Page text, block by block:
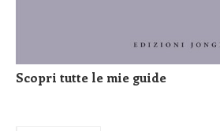
Scopri tutte le mie guide